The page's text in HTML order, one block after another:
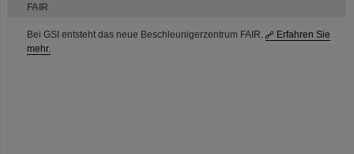
FAIR
Bei GSI entsteht das neue Beschleunigerzentrum FAIR.
Erfahren Sie
mehr.